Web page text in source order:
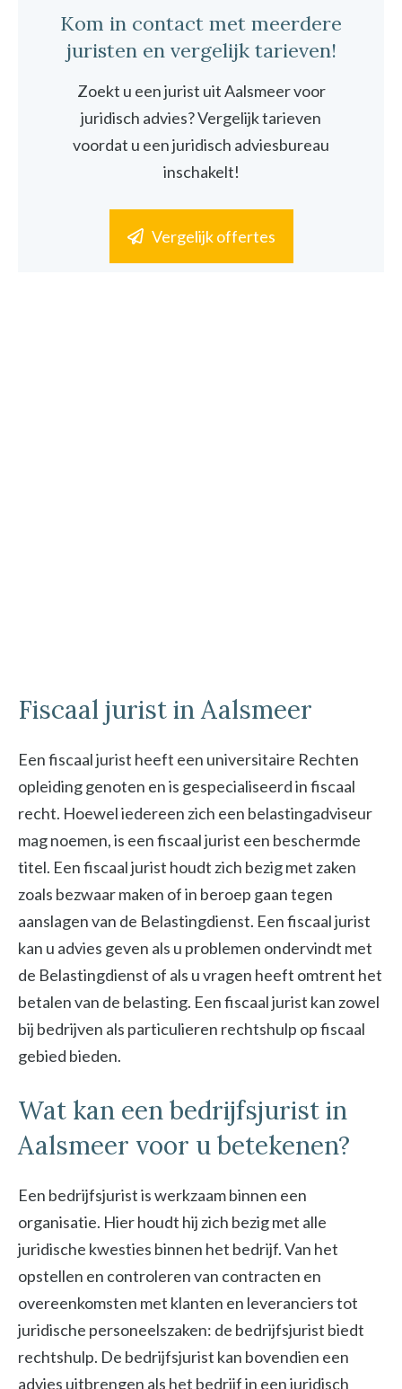
Kom in contact met meerdere
juristen en vergelijk tarieven!
Zoekt u een jurist uit Aalsmeer voor
juridisch advies? Vergelijk tarieven
voordat u een juridisch adviesbureau
inschakelt!
Vergelijk offertes
Fiscaal jurist in Aalsmeer
Een fiscaal jurist heeft een universitaire Rechten
opleiding genoten en is gespecialiseerd in fiscaal
recht. Hoewel iedereen zich een belastingadviseur
mag noemen, is een fiscaal jurist een beschermde
titel. Een fiscaal jurist houdt zich bezig met zaken
zoals bezwaar maken of in beroep gaan tegen
aanslagen van de Belastingdienst. Een fiscaal jurist
kan u advies geven als u problemen ondervindt met
de Belastingdienst of als u vragen heeft omtrent het
betalen van de belasting. Een fiscaal jurist kan zowel
bij bedrijven als particulieren rechtshulp op fiscaal
gebied bieden.
Wat kan een bedrijfsjurist in
Aalsmeer voor u betekenen?
Een bedrijfsjurist is werkzaam binnen een
organisatie. Hier houdt hij zich bezig met alle
juridische kwesties binnen het bedrijf. Van het
opstellen en controleren van contracten en
overeenkomsten met klanten en leveranciers tot
juridische personeelszaken: de bedrijfsjurist biedt
rechtshulp. De bedrijfsjurist kan bovendien een
advies uitbrengen als het bedrijf in een juridisch